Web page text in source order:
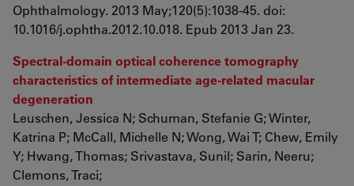
Ophthalmology. 2013 May;120(5):1038-45. doi:
10.1016/j.ophtha.2012.10.018. Epub 2013 Jan 23.
Spectral-domain optical coherence tomography
characteristics of intermediate age-related macular
degeneration
Leuschen, Jessica N; Schuman, Stefanie G; Winter,
Katrina P; McCall, Michelle N; Wong, Wai T; Chew, Emily
Y; Hwang, Thomas; Srivastava, Sunil; Sarin, Neeru;
Clemons, Traci;